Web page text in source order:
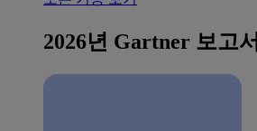
2026년 Gartner 보고서